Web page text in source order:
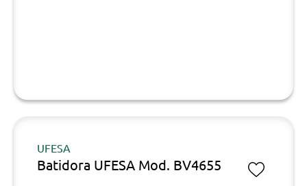
UFESA
Batidora UFESA Mod. BV4655